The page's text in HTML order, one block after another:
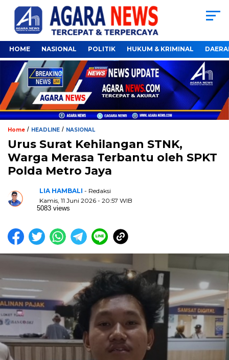
HOME NASIONAL POLITIK HUKUM & KRIMINAL
Home / HEADLINE / NASIONAL
Urus Surat Kehilangan STNK,
Warga Merasa Terbantu oleh SPKT
Polda Metro Jaya
LIA HAMBALI - Redaksi
Kamis, 11 Juni 2026 - 20:57 WIB
5083 views